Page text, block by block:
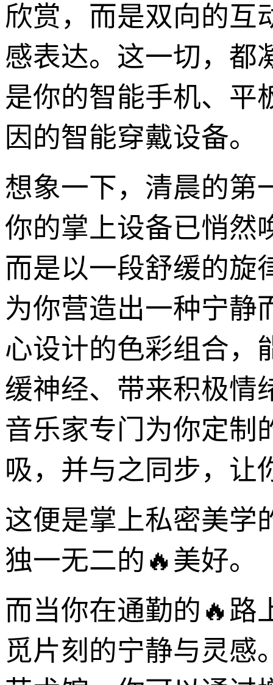
欣赏，而是双向的互
感表达。这一切，都
是你的智能手机、平
因的智能穿戴设备。
想象一下，清晨的第
你的掌上设备已悄然
而是以一段舒缓的旋
为你营造出一种宁静
心设计的色彩组合，
缓神经、带来积极情
音乐家专门为你定制
吸，并与之同步，让
这便是掌上私密美
独一无二的🔥美好。
而当你在通勤的🔥路
觅片刻的宁静与灵感